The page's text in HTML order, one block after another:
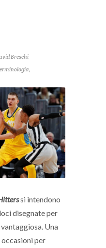
Breschi
,
si intendono
disegnate per
Una
per